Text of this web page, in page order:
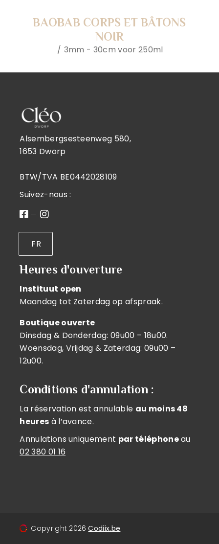
BAOBAB CORPS ET BÂTONS
NOIR
3mm - 30cm voor 250ml
Alsembergsesteenweg 580,
1653 Dworp
BTW/TVA BE0442028109
Suivez-nous :
FR
Heures d'ouverture
Instituut open
Maandag tot Zaterdag op afspraak.
Boutique ouverte
Dinsdag & Donderdag: 09u00 – 18u00.
Woensdag, Vrijdag & Zaterdag: 09u00 –
12u00.
Conditions d'annulation :
La réservation est annulable au moins 48
heures à l’avance.
Annulations uniquement par téléphoneau
02 380 01 16
Copyright 2026 Codiix.be.